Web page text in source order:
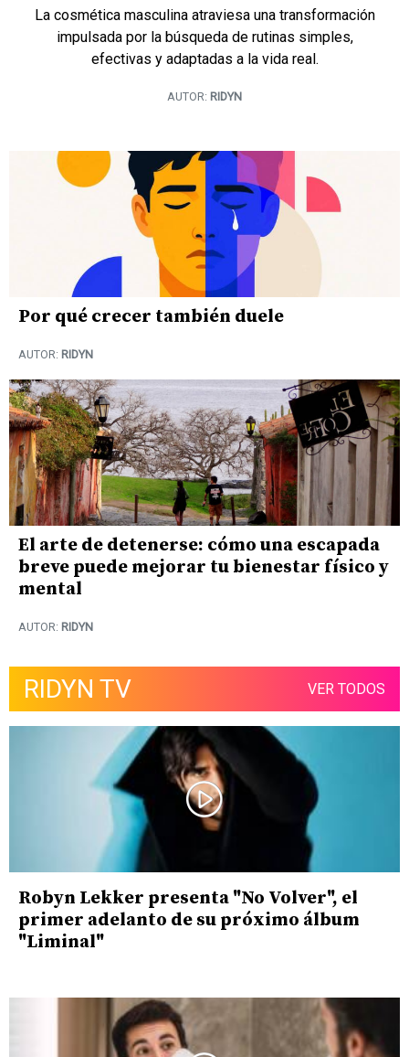
Por qué crecer también duele
AUTOR: RIDYN
El arte de detenerse: cómo una escapada
breve puede mejorar tu bienestar físico y
mental
AUTOR: RIDYN
La cosmética masculina atraviesa una transformación
impulsada por la búsqueda de rutinas simples,
efectivas y adaptadas a la vida real.
AUTOR: RIDYN
RIDYN TV VER TODOS
Robyn Lekker presenta "No Volver", el
primer adelanto de su próximo álbum
"Liminal"